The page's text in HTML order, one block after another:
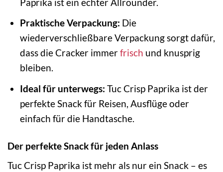
Praktische Verpackung: Die
wiederverschließbare Verpackung sorgt dafür,
dass die Cracker immerfrisch und knusprig
bleiben.
Ideal für unterwegs: Tuc Crisp Paprika ist der
perfekte Snack für Reisen, Ausflüge oder
einfach für die Handtasche.
Der perfekte Snack für jeden Anlass
Tuc Crisp Paprika ist mehr als nur ein Snack – es